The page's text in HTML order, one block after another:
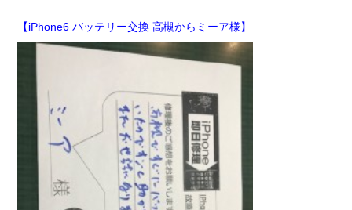
【iPhone6 バッテリー交換 高槻からミーア様】